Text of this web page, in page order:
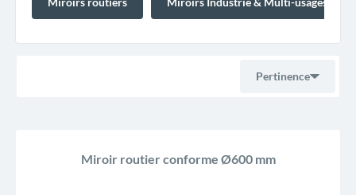
Pertinence
Pertinence
Miroir routier conforme Ø600 mm